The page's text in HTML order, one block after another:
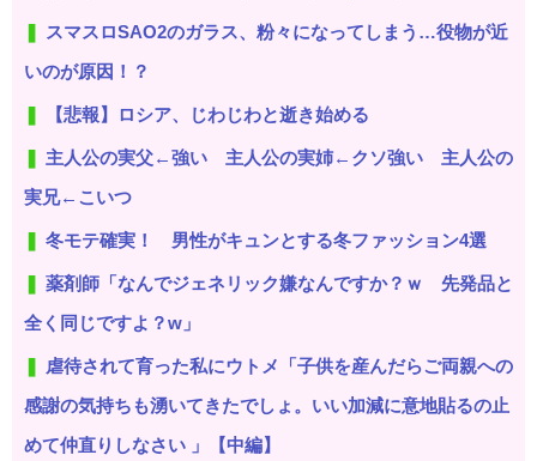
スマスロSAO2のガラス、粉々になってしまう…役物が近
いのが原因！？
【悲報】ロシア、じわじわと逝き始める
主人公の実父←強い 主人公の実姉←クソ強い 主人公の
実兄←こいつ
冬モテ確実！ 男性がキュンとする冬ファッション4選
薬剤師「なんでジェネリック嫌なんですか？ｗ 先発品と
全く同じですよ？w」
虐待されて育った私にウトメ「子供を産んだらご両親への
感謝の気持ちも湧いてきたでしょ。いい加減に意地貼るの止
めて仲直りしなさい 」【中編】